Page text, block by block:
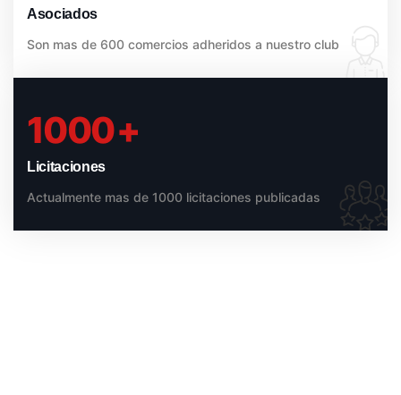
Asociados
Son mas de 600 comercios adheridos a nuestro club
1000+
Licitaciones
Actualmente mas de 1000 licitaciones publicadas